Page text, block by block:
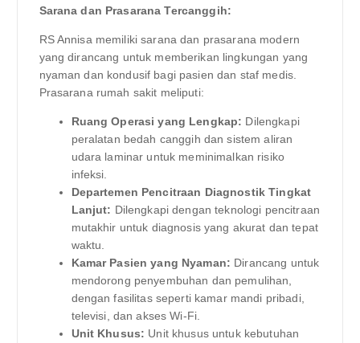
Sarana dan Prasarana Tercanggih:
RS Annisa memiliki sarana dan prasarana modern
yang dirancang untuk memberikan lingkungan yang
nyaman dan kondusif bagi pasien dan staf medis.
Prasarana rumah sakit meliputi:
Ruang Operasi yang Lengkap: Dilengkapi
peralatan bedah canggih dan sistem aliran
udara laminar untuk meminimalkan risiko
infeksi.
Departemen Pencitraan Diagnostik Tingkat
Lanjut: Dilengkapi dengan teknologi pencitraan
mutakhir untuk diagnosis yang akurat dan tepat
waktu.
Kamar Pasien yang Nyaman: Dirancang untuk
mendorong penyembuhan dan pemulihan,
dengan fasilitas seperti kamar mandi pribadi,
televisi, dan akses Wi-Fi.
Unit Khusus: Unit khusus untuk kebutuhan